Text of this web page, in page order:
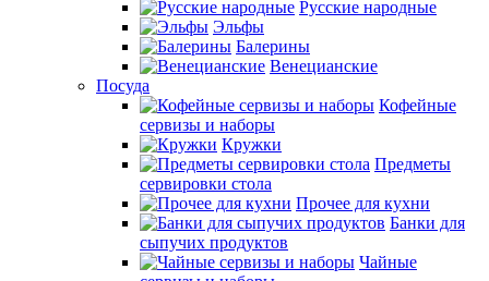
Русские народные
Эльфы
Балерины
Венецианские
Посуда
Кофейные
сервизы и наборы
Кружки
Предметы
сервировки стола
Прочее для кухни
Банки для
сыпучих продуктов
Чайные